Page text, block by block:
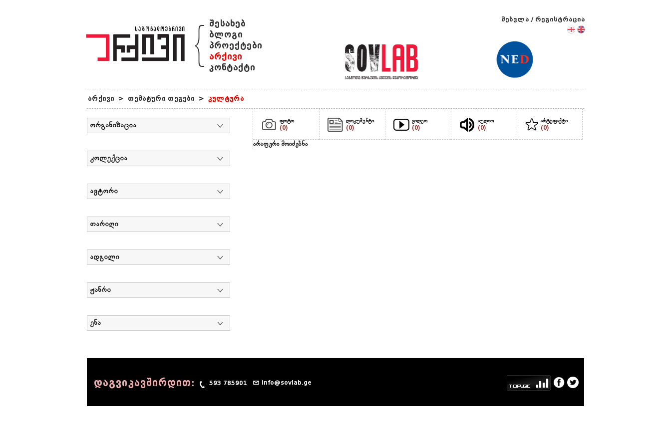
{ შესახებ
ბლოგი
პროექტები
არქივი
კონტაქტი
შესვლა / რეგისტრაცია
არქივი > თემატური თეგები > კულტურა
ორგანიზაცია
კოლექცია
ავტორი
თარიღი
ადგილი
ჟანრი
ენა
ფოტო
(0)
დოკუმენტი
(0)
ვიდეო
(0)
აუდიო
(0)
არტეფაქტი
(0)
არაფერი მოიძებნა
დაგვიკავშირდით: 593 785901 info@sovlab.ge